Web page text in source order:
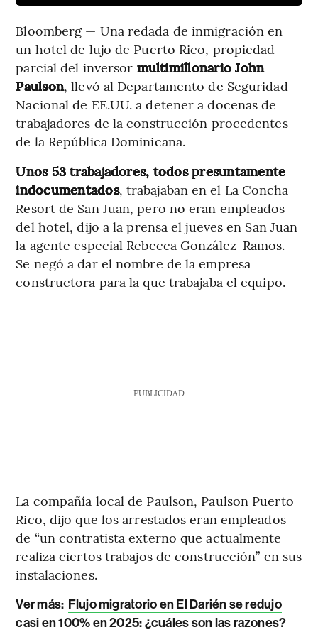
Bloomberg — Una redada de inmigración en
un hotel de lujo de Puerto Rico, propiedad
parcial del inversor multimillonario John
Paulson, llevó al Departamento de Seguridad
Nacional de EE.UU. a detener a docenas de
trabajadores de la construcción procedentes
de la República Dominicana.
Unos 53 trabajadores, todos presuntamente
indocumentados, trabajaban en el La Concha
Resort de San Juan, pero no eran empleados
del hotel, dijo a la prensa el jueves en San Juan
la agente especial Rebecca González-Ramos.
Se negó a dar el nombre de la empresa
constructora para la que trabajaba el equipo.
PUBLICIDAD
La compañía local de Paulson, Paulson Puerto
Rico, dijo que los arrestados eran empleados
de “un contratista externo que actualmente
realiza ciertos trabajos de construcción” en sus
instalaciones.
Ver más: Flujo migratorio en El Darién se redujo
casi en 100% en 2025: ¿cuáles son las razones?